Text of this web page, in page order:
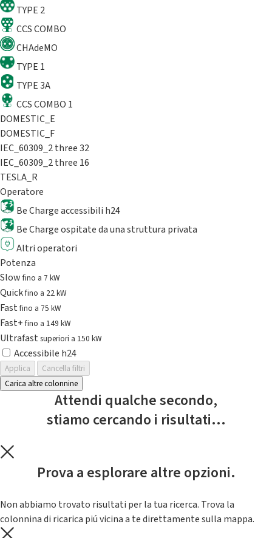
TYPE 2
CCS COMBO
CHAdeMO
TYPE 1
TYPE 3A
CCS COMBO 1
DOMESTIC_E
DOMESTIC_F
IEC_60309_2 three 32
IEC_60309_2 three 16
TESLA_R
Operatore
Be Charge accessibili h24
Be Charge ospitate da una struttura privata
Altri operatori
Potenza
Slowfino a 7 kW
Quickfino a 22 kW
Fastfino a 75 kW
Fast+fino a 149 kW
Ultrafast superiori a 150 kW
Accessibile h24
Applica
Cancella filtri
Carica altre colonnine
Attendi qualche secondo,
stiamo cercando i risultati...
Prova a esplorare altre opzioni.
Non abbiamo trovato risultati per la tua ricerca. Trova la
colonnina di ricarica piú vicina a te direttamente sulla mappa.